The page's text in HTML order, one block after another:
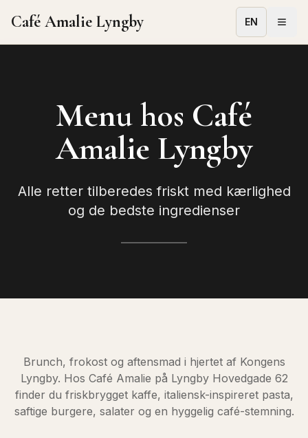
Café Amalie Lyngby EN
Menu hos Café
Amalie Lyngby
Alle retter tilberedes friskt med kærlighed
og de bedste ingredienser
Brunch, frokost og aftensmad i hjertet af Kongens
Lyngby. Hos Café Amalie på Lyngby Hovedgade 62
finder du friskbrygget kaffe, italiensk-inspireret pasta,
saftige burgere, salater og en hyggelig café-stemning.